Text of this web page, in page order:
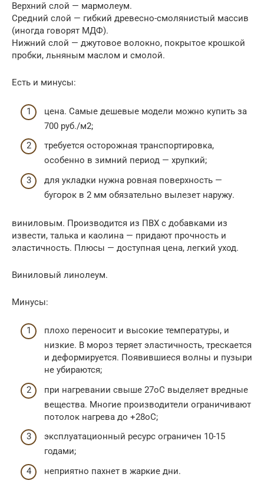
Верхний слой — мармолеум.
Средний слой — гибкий древесно-смолянистый массив
(иногда говорят МДФ).
Нижний слой — джутовое волокно, покрытое крошкой
пробки, льняным маслом и смолой.
Есть и минусы:
цена. Самые дешевые модели можно купить за
700 руб./м2;
требуется осторожная транспортировка,
особенно в зимний период — хрупкий;
для укладки нужна ровная поверхность —
бугорок в 2 мм обязательно вылезет наружу.
виниловым. Производится из ПВХ с добавками из
извести, талька и каолина — придают прочность и
эластичность. Плюсы — доступная цена, легкий уход.
Виниловый линолеум.
Минусы:
плохо переносит и высокие температуры, и
низкие. В мороз теряет эластичность, трескается
и деформируется. Появившиеся волны и пузыри
не убираются;
при нагревании свыше 27oС выделяет вредные
вещества. Многие производители ограничивают
потолок нагрева до +28oС;
эксплуатационный ресурс ограничен 10-15
годами;
неприятно пахнет в жаркие дни.